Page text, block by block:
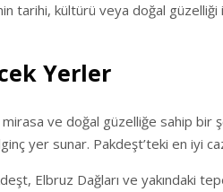
tarihi, kültürü veya doğal güzelliği
Yerler
ve doğal güzelliğe sahip
yer sunar. Pakdeşt’teki en iyi
Elbruz Dağları ve yakındaki